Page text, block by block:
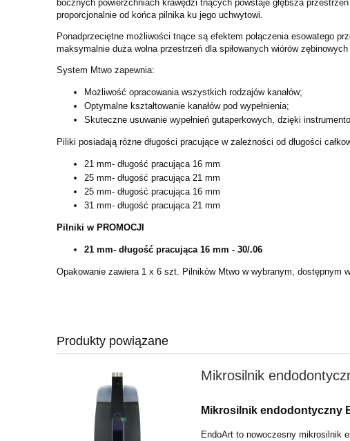
bocznych powierzchniach krawędzi tnących powstaje głębsza
proporcjonalnie od końca pilnika ku jego uchwytowi.
Ponadprzeciętne możliwości tnące są efektem połączenia esowatego
maksymalnie duża wolna przestrzeń dla spiłowanych wiórów
System Mtwo zapewnia:
Możliwość opracowania wszystkich rodzajów kanałów;
Optymalne kształtowanie kanałów pod wypełnienia;
Skuteczne usuwanie wypełnień gutaperkowych, dzięki
Piliki posiadają różne długości pracujące w zależności od długości
21 mm- długość pracująca 16 mm
25 mm- długość pracująca 21 mm
25 mm- długość pracująca 16 mm
31 mm- długość pracująca 21 mm
Pilniki w PROMOCJI
21 mm- długość pracująca 16 mm - 30/.06
Opakowanie zawiera 1 x 6 szt. Pilników Mtwo w wybranym, dostępnym
Produkty powiązane
Mikrosilnik
Mikrosilnik endodontyczny
EndoArt to nowoczesny mikrosilnik